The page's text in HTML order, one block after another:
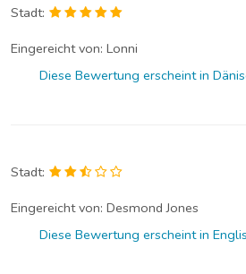
Stadt:
Eingereicht von: Lonni
Diese Bewertung erscheint in
Stadt:
Eingereicht von: Desmond Jones
Diese Bewertung erscheint in